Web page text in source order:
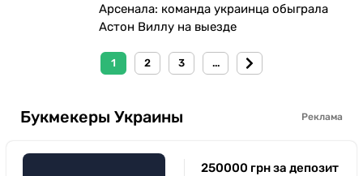
Арсенала: команда украинца обыграла
Астон Виллу на выезде
1 2 3 ...
Букмекеры Украины Реклама
250000 грн за депозит